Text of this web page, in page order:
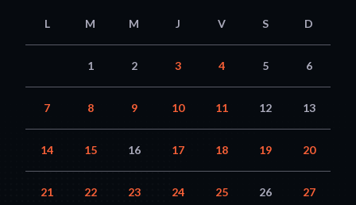
L M M J V S D
1 2 3 4 5 6
7 8 9 10 11 12 13
14 15 16 17 18 19 20
21 22 23 24 25 26 27